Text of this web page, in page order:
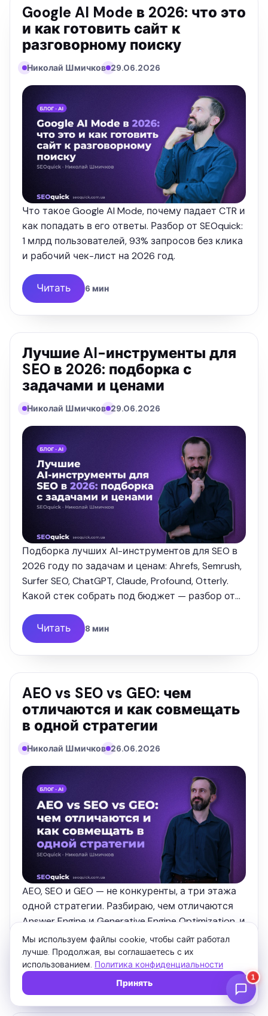
Google AI Mode в 2026: что это
и как готовить сайт к
разговорному поиску
Николай Шмичков 29.06.2026
Что такое Google AI Mode, почему падает CTR и
как попадать в его ответы. Разбор от SEOquick:
1 млрд пользователей, 93% запросов без клика
и рабочий чек-лист на 2026 год.
Читать 6 мин
Лучшие AI-инструменты для
SEO в 2026: подборка с
задачами и ценами
Николай Шмичков 29.06.2026
Подборка лучших AI-инструментов для SEO в
2026 году по задачам и ценам: Ahrefs, Semrush,
Surfer SEO, ChatGPT, Claude, Profound, Otterly.
Какой стек собрать под бюджет — разбор от
Читать 8 мин
AEO vs SEO vs GEO: чем
отличаются и как совмещать
в одной стратегии
Николай Шмичков 26.06.2026
AEO, SEO и GEO — не конкуренты, а три этажа
одной стратегии. Разбираю, чем отличаются
Answer Engine и Generative Engine Optimization, и
как настроить страницу так, чтобы её
цитировали и Google, и ChatGPT.
Читать 6 мин
Мы используем файлы cookie, чтобы сайт работал
лучше. Продолжая, вы соглашаетесь с их
использованием. Политика конфиденциальности
Принять